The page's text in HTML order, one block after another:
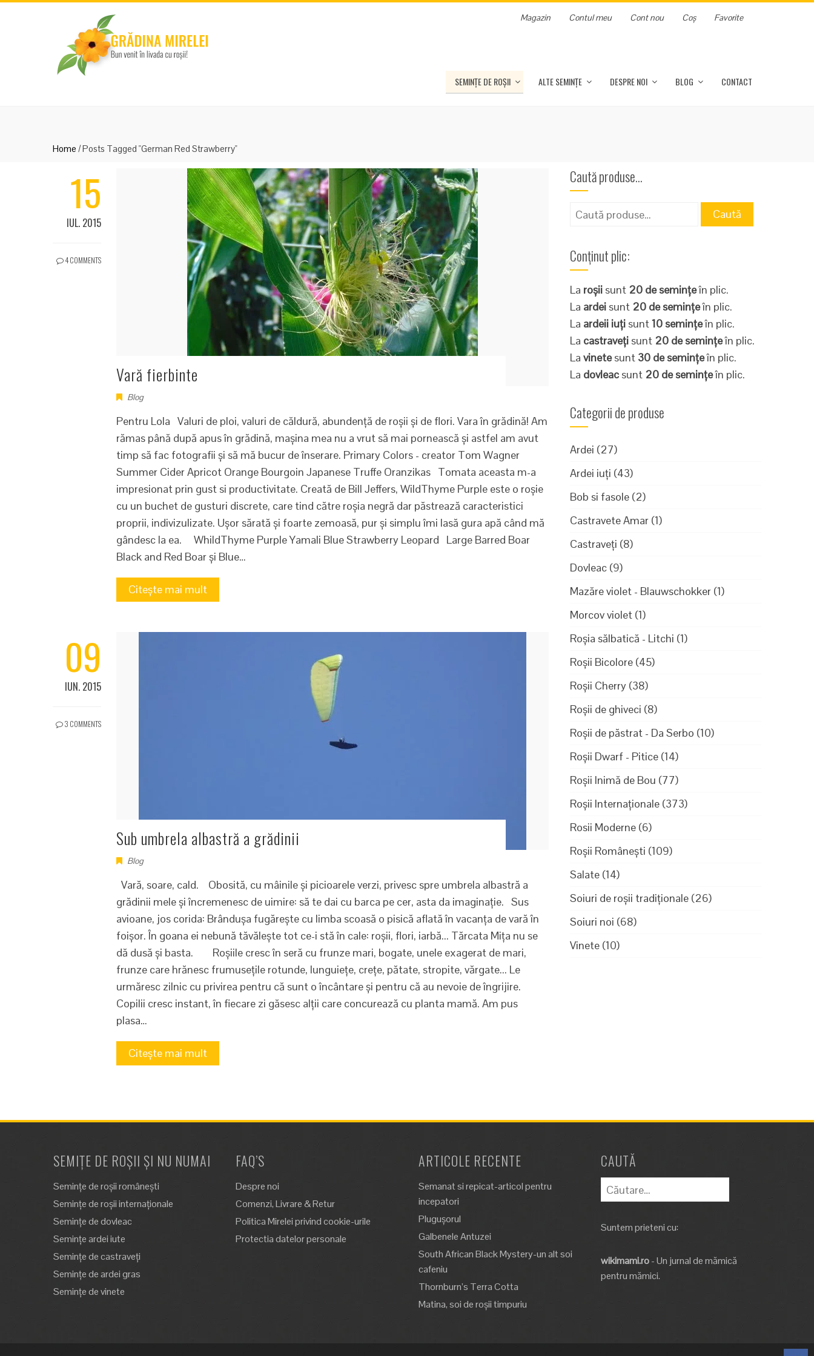
Favorite
Coș
Cont nou
Contul meu
Magazin
SEMINȚE DE ROȘII ALTE SEMINȚE DESPRE NOI BLOG CONTACT
Home /Posts Tagged "German Red Strawberry"
15
IUL. 2015
4 COMMENTS
Vară fierbinte
Blog
Pentru Lola Valuri de ploi, valuri de căldură, abundență de roșii și de flori. Vara în grădină! Am
rămas până după apus în grădină, mașina mea nu a vrut să mai pornească și astfel am avut
timp să fac fotografii și să mă bucur de înserare. Primary Colors - creator Tom Wagner
Summer Cider Apricot Orange Bourgoin Japanese Truffe Oranzikas Tomata aceasta m-a
impresionat prin gust si productivitate. Creată de Bill Jeffers, WildThyme Purple este o roșie
cu un buchet de gusturi discrete, care tind către roșia negră dar păstrează caracteristici
proprii, indivizulizate. Ușor sărată și foarte zemoasă, pur și simplu îmi lasă gura apă când mă
gândesc la ea. WhildThyme Purple Yamali Blue Strawberry Leopard Large Barred Boar
Black and Red Boar și Blue…
Citește mai mult
09
IUN. 2015
3 COMMENTS
Sub umbrela albastră a grădinii
Blog
Vară, soare, cald. Obosită, cu mâinile și picioarele verzi, privesc spre umbrela albastră a
grădinii mele și încremenesc de uimire: să te dai cu barca pe cer, asta da imaginație. Sus
avioane, jos corida: Brândușa fugărește cu limba scoasă o pisică aflată în vacanța de vară în
foișor. În goana ei nebună tăvălește tot ce-i stă în cale: roșii, flori, iarbă... Tărcata Mița nu se
dă dusă și basta. Roșiile cresc în seră cu frunze mari, bogate, unele exagerat de mari,
frunze care hrănesc frumusețile rotunde, lunguiețe, crețe, pătate, stropite, vărgate... Le
urmăresc zilnic cu privirea pentru că sunt o încântare și pentru că au nevoie de îngrijire.
Copilii cresc instant, în fiecare zi găsesc alții care concurează cu planta mamă. Am pus
plasa…
Citește mai mult
Caută produse…
Caută
Caută
Conținut plic:
La roșii sunt 20 de semințeîn plic.
La ardei sunt 20 de semințeîn plic.
La ardeii iuți sunt10 semințeîn plic.
La castraveți sunt 20 de semințeîn plic.
Lavinetesunt 30 de semințeîn plic.
La dovleac sunt 20 de semințeîn plic.
Categorii de produse
Ardei (27)
Ardei iuți (43)
Bob si fasole (2)
Castravete Amar (1)
Castraveți (8)
Dovleac (9)
Mazăre violet - Blauwschokker (1)
Morcov violet (1)
Roșia sălbatică - Litchi (1)
Roșii Bicolore (45)
Roșii Cherry (38)
Roșii de ghiveci (8)
Roșii de păstrat - Da Serbo (10)
Roșii Dwarf - Pitice (14)
Roșii Inimă de Bou (77)
Roșii Internaționale (373)
Rosii Moderne (6)
Roșii Românești (109)
Salate (14)
Soiuri de roșii tradiționale (26)
Soiuri noi (68)
Vinete (10)
SEMIȚE DE ROȘII ȘI NU NUMAI
Semințe de roșii românești
Semințe de roșii internaționale
Semințe de dovleac
Semințe ardei iute
Semințe de castraveți
Semințe de ardei gras
Semințe de vinete
FAQ’S
Despre noi
Comenzi, Livrare & Retur
Politica Mirelei privind cookie-urile
Protectia datelor personale
ARTICOLE RECENTE
Semanat si repicat-articol pentru
incepatori
Plugușorul
Galbenele Antuzei
South African Black Mystery-un alt soi
cafeniu
Thornburn’s Terra Cotta
Matina, soi de roșii timpuriu
CAUTĂ
Caută
după:
Suntem prieteni cu:
wikimami.ro- Un jurnal de mămică
pentru mămici.